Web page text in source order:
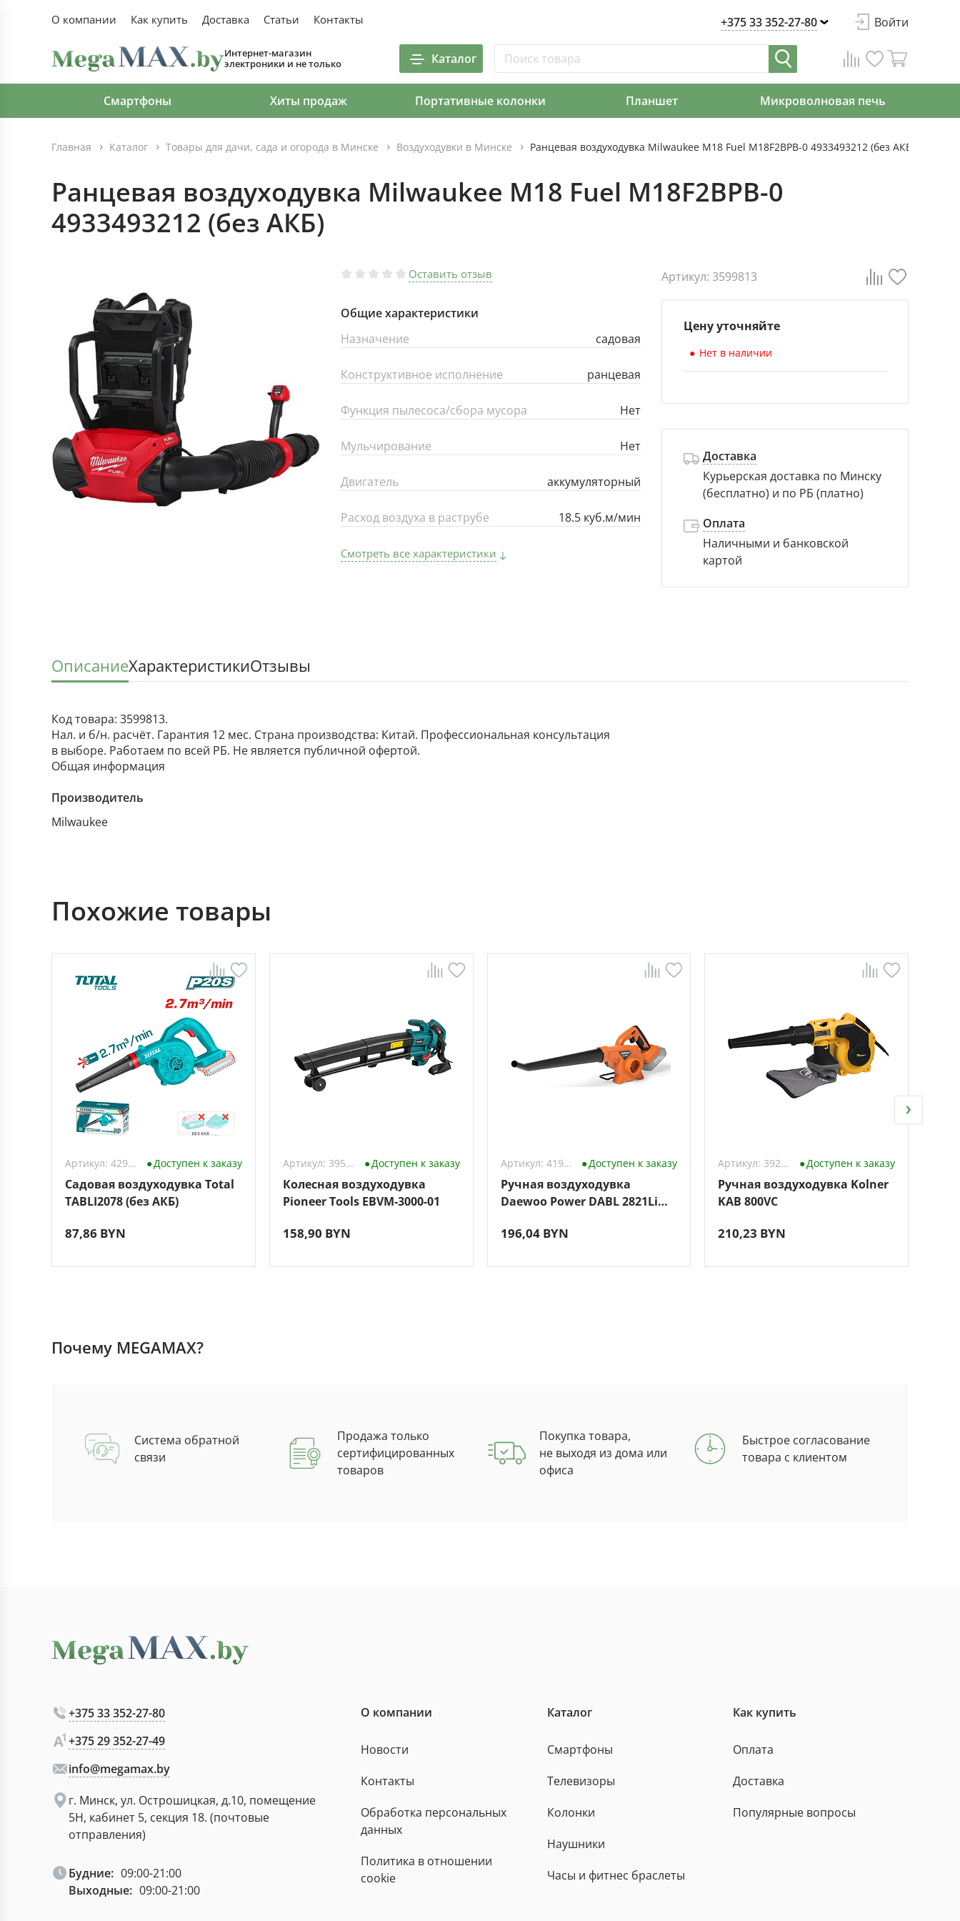
О компании Как купить Доставка Статьи Контакты +375 33 352-27-80 Войти
Интернет-магазин
электроники и не только
Каталог
Смартфоны Хиты продаж Портативные колонки Планшет Микроволновая печь
Главная Каталог Товары для дачи, сада и огорода в Минске Воздуходувки в Минске Ранцевая воздуходувка Milwaukee M18 Fuel M18F2BPB-0 4933493212 (без АКБ)
Ранцевая воздуходувка Milwaukee M18 Fuel M18F2BPB-0
4933493212 (без АКБ)
Оставить отзыв
Общие характеристики
Назначение
садовая
Конструктивное исполнение ранцевая
Функция пылесоса/сбора мусора Нет
Мульчирование Нет
Двигатель аккумуляторный
Расход воздуха в раструбе 18.5 куб.м/мин
Смотреть все характеристики
Артикул: 3599813
Цену уточняйте
Нет в наличии
Доставка
Курьерская доставка по Минску
(бесплатно) и по РБ (платно)
Оплата
Наличными и банковской
картой
ОписаниеХарактеристикиОтзывы
Код товара: 3599813.
Нал. и б/н. расчёт. Гарантия 12 мес. Страна производства: Китай. Профессиональная консультация
в выборе. Работаем по всей РБ. Не является публичной офертой.
Общая информация
Производитель
Milwaukee
Похожие товары
Артикул: 4296646 Доступен к заказу
Садовая воздуходувка Total
TABLI2078 (без АКБ)
87,86 BYN
Артикул: 3954642 Доступен к заказу
Колесная воздуходувка
Pioneer Tools EBVM-3000-01
158,90 BYN
Артикул: 4199878 Доступен к заказу
Ручная воздуходувка
Daewoo Power DABL 2821Li
196,04 BYN
Артикул: 3926859 Доступен к заказу
Ручная воздуходувка Kolner
KAB 800VC
210,23 BYN
Почему MEGAMAX?
Система обратной
связи
Продажа только
сертифицированных
товаров
Покупка товара,
не выходя из дома или
офиса
Быстрое согласование
товара с клиентом
+375 33 352-27-80
+375 29 352-27-49
info@megamax.by
г. Минск, ул. Острошицкая, д.10, помещение
5Н, кабинет 5, секция 18. (почтовые
отправления)
Будние: 09:00-21:00
Выходные: 09:00-21:00
О компании
Новости
Контакты
Обработка персональных
данных
Политика в отношении
cookie
Каталог
Смартфоны
Телевизоры
Колонки
Наушники
Часы и фитнес браслеты
Как купить
Оплата
Доставка
Популярные вопросы